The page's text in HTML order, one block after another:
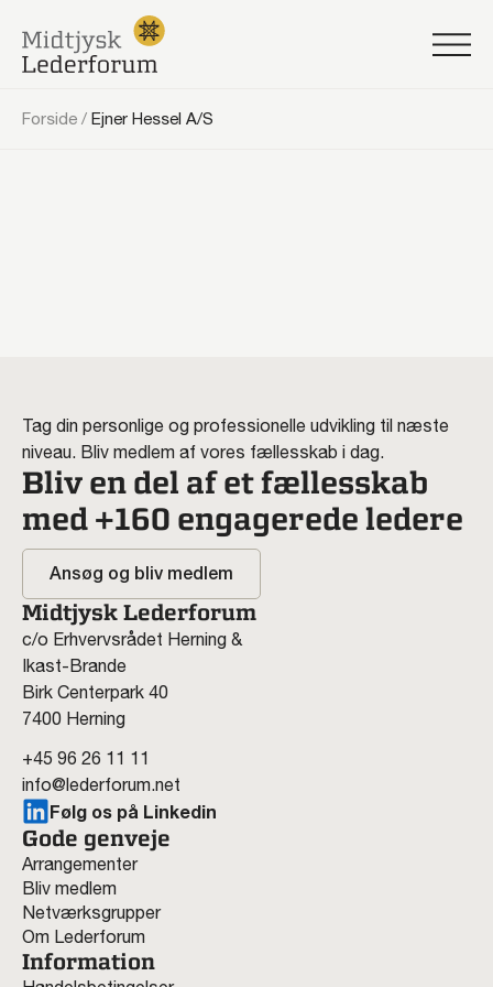
Forside / Ejner Hessel A/S
Tag din personlige og professionelle udvikling til næste
niveau. Bliv medlem af vores fællesskab i dag.
Bliv en del af et fællesskab
med +160 engagerede ledere
Ansøg og bliv medlem
Midtjysk Lederforum
c/o Erhvervsrådet Herning &
Ikast-Brande
Birk Centerpark 40
7400 Herning
+45 96 26 11 11
info@lederforum.net
Følg os på Linkedin
Gode genveje
Arrangementer
Bliv medlem
Netværksgrupper
Om Lederforum
Information